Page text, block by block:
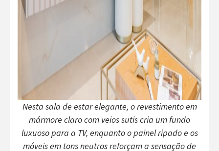
Nesta sala de estar elegante, o revestimento em
mármore claro com veios sutis cria um fundo
luxuoso para a TV, enquanto o painel ripado e os
móveis em tons neutros reforçam a sensação de